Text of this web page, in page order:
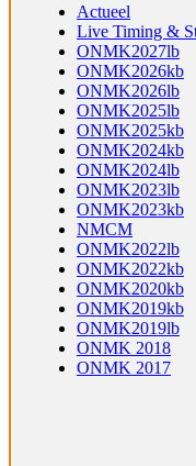
Actueel
Live Timing &
ONMK2027lb
ONMK2026kb
ONMK2026lb
ONMK2025lb
ONMK2025kb
ONMK2024kb
ONMK2024lb
ONMK2023lb
ONMK2023kb
NMCM
ONMK2022lb
ONMK2022kb
ONMK2020kb
ONMK2019kb
ONMK2019lb
ONMK 2018
ONMK 2017